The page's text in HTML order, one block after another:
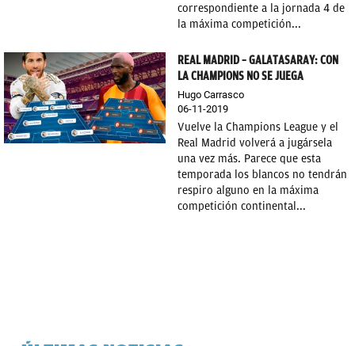
correspondiente a la jornada 4 de
la máxima competición...
REAL MADRID – GALATASARAY: CON
LA CHAMPIONS NO SE JUEGA
Hugo Carrasco
06-11-2019
Vuelve la Champions League y el
Real Madrid volverá a jugársela
una vez más. Parece que esta
temporada los blancos no tendrán
respiro alguno en la máxima
competición continental...